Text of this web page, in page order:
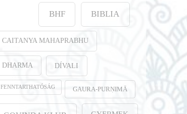
BHF BIBLIA
CAITANYA MAHAPRABHU
DHARMA DÍVALI
FENNTARTHATÓSÁG GAURA-PURṆIMĀ